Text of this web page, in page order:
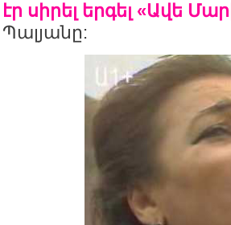
էր սիրել երգել «Ավե
Պալյանը: